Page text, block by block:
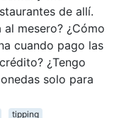
de allí.
mesero? ¿Cómo
cuando pago las
¿Tengo
solo para
tipping